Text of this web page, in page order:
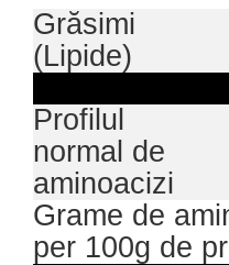
Grăsimi
(Lipide)
Profilul
normal de
aminoacizi
Grame de
per 100g de